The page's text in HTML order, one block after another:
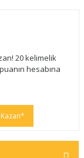
20 kelimelik
hesabına